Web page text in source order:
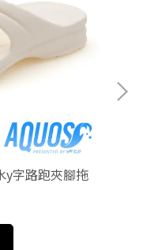
y字路跑夾腳拖